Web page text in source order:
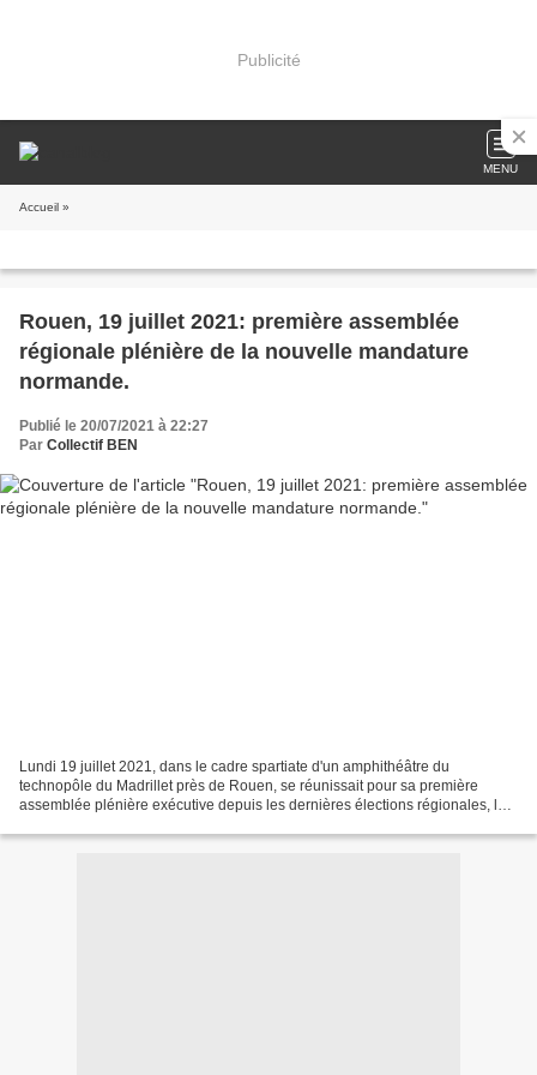
Publicité
MENU
Accueil »
Rouen, 19 juillet 2021: première assemblée
régionale plénière de la nouvelle mandature
normande.
Publié le 20/07/2021 à 22:27
Par Collectif BEN
Lundi 19 juillet 2021, dans le cadre spartiate d'un amphithéâtre du
technopôle du Madrillet près de Rouen, se réunissait pour sa première
assemblée plénière exécutive depuis les dernières élections régionales, le